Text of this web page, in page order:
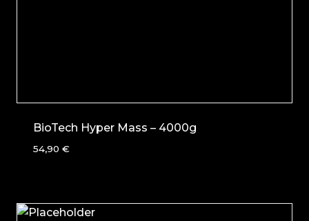
BioTech Hyper Mass – 4000g
54,90 €